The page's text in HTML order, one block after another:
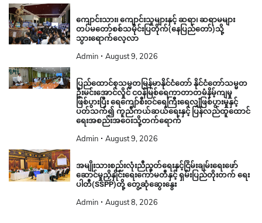
ကျောင်းသား၊ ကျောင်းသူများနှင့် ဆရာ၊ ဆရာမများ
တပ်မတော်စစ်သမိုင်းပြတိုက်(နေပြည်တော်)သို့
သွားရောက်လေ့လာ
Admin August 9, 2026
ပြည်ထောင်စုသမ္မတမြန်မာနိုင်ငံတော် နိုင်ငံတော်သမ္မတ
ဦးမင်းအောင်လှိုင် ငဝန်မြစ်ရေကာတာတမံနိမ့်ကျမှု
ဖြစ်ပွားပြီး ရေကျော်စီးဝင်ရေကြီးရေလျှံဖြစ်ပွားမှုနှင့်
ပတ်သက်၍ ကူညီကယ်ဆယ်ရေးနှင့် ပြန်လည်ထူထောင်
ရေးအစည်းအဝေးသို့တက်ရောက်
Admin August 9, 2026
အမျိုးသားစည်းလုံးညီညွတ်ရေးနှင့်ငြိမ်းချမ်းရေးဖော်
ဆောင်မှုညှိနှိုင်းရေးကော်မတီနှင့် ရှမ်းပြည်တိုးတက် ရေး
ပါတီ(SSPP)တို့ တွေ့ဆုံဆွေးနွေး
Admin August 8, 2026